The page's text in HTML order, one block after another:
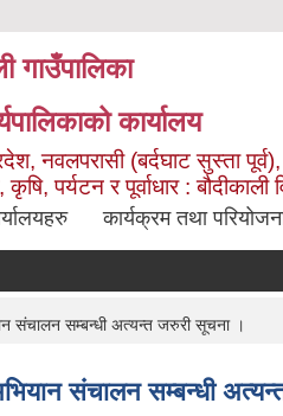
गाउँपालिका
कार्यालय
नवलपरासी (बर्दघाट सुस्ता
कृषि, पर्यटन र पूर्वाधार :
कार्यक्रम तथा
संचालन सम्बन्धी अत्यन्त जरुरी सूचना ।
संचालन सम्बन्धी